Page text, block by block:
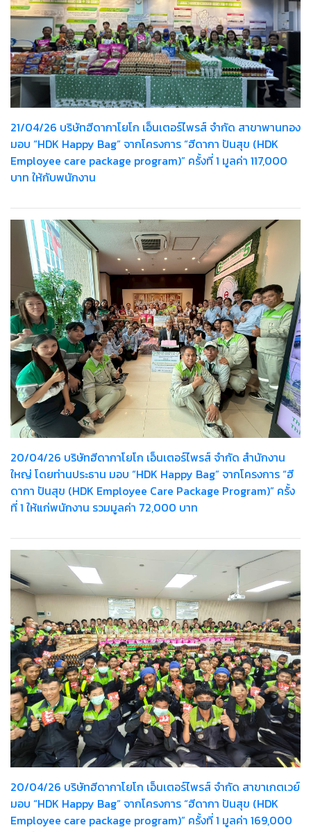
21/04/26 บริษัทฮีดากาโยโก เอ็นเตอร์ไพรส์ จำกัด สาขาพานทอง
มอบ “HDK Happy Bag” จากโครงการ “ฮีดากา ปันสุข (HDK
Employee care package program)” ครั้งที่ 1 มูลค่า 117,000
บาท ให้กับพนักงาน
20/04/26 บริษัทฮีดากาโยโก เอ็นเตอร์ไพรส์ จำกัด สำนักงาน
ใหญ่ โดยท่านประธาน มอบ “HDK Happy Bag” จากโครงการ “ฮี
ดากา ปันสุข (HDK Employee Care Package Program)” ครั้ง
ที่ 1 ให้แก่พนักงาน รวมมูลค่า 72,000 บาท
20/04/26 บริษัทฮีดากาโยโก เอ็นเตอร์ไพรส์ จำกัด สาขาเกตเวย์
มอบ “HDK Happy Bag” จากโครงการ “ฮีดากา ปันสุข (HDK
Employee care package program)” ครั้งที่ 1 มูลค่า 169,000